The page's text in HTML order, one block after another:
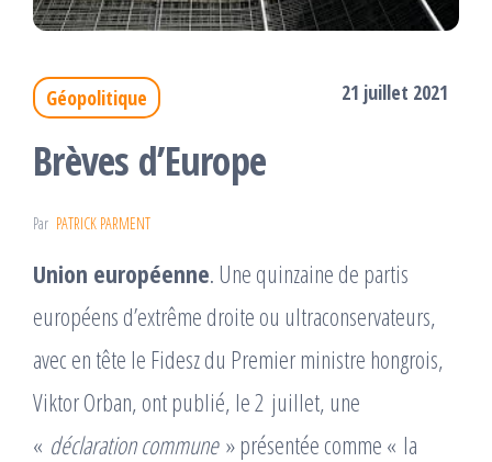
Géopolitique 21 juillet 2021
Brèves d’Europe
Par PATRICK PARMENT
Union européenne. Une quinzaine de partis
européens d’extrême droite ou ultraconservateurs,
avec en tête le Fidesz du Premier ministre hongrois,
Viktor Orban, ont publié, le 2 juillet, une
« déclaration commune» présentée comme « la